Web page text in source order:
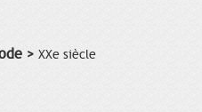
> XXe siècle